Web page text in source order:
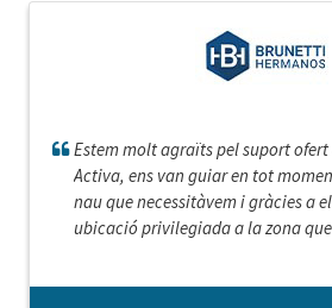
Estem molt agraïts pel suport ofert
Activa, ens van guiar en tot
nau que necessitàvem i gràcies a
ubicació privilegiada a la zona